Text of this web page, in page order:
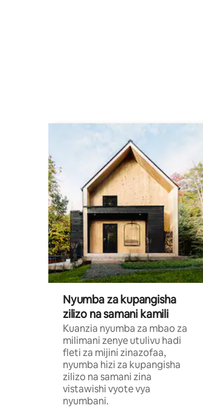
Nyumba za kupangisha
zilizo na samani kamili
Kuanzia nyumba za mbao za
milimani zenye utulivu hadi
fleti za mijini zinazofaa,
nyumba hizi za kupangisha
zilizo na samani zina
vistawishi vyote vya
nyumbani.